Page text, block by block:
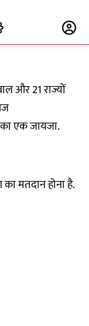
और 21 राज्यों
का एक जायजा.